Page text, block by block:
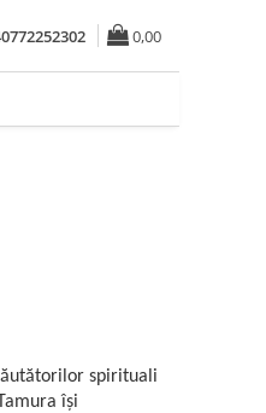
0,00
spirituali
își